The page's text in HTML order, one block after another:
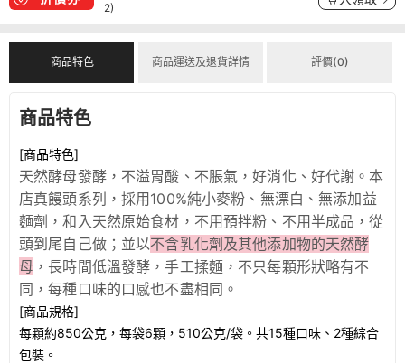
2)
商品特色 商品運送及退貨詳情 評價(0)
商品特色
[商品特色]
天然酵母發酵，不溢胃酸、不脹氣，好消化、好代謝。本
店真饅頭系列，採用100%純小麥粉、無漂白、無添加益
麵劑，和入天然原始食材，不用預拌粉、不用半成品，從
頭到尾自己做；並以不含乳化劑及其他添加物的天然酵
母 ，長時間低溫發酵，手工揉麵，不只每顆形狀略有不
同，每種口味的口感也不盡相同。
[商品規格]
每顆約850公克，每袋6顆，510公克/袋。共15種口味、2種綜合
包裝。